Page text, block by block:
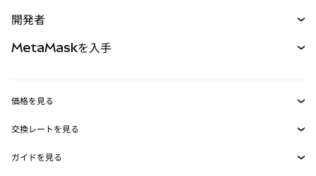
パーペチュアル
RWA
開発者
MetaMask Connect
Snaps
MetaMaskを入手
セキュリティ
価格を見る
イーサリアムの価格
Solanaの価格
交換レートを見る
ETH→USD
ガイドを見る